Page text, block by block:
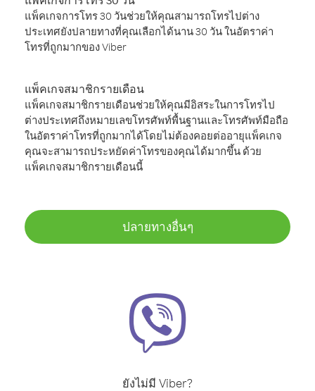
แพ็คเกจการโทร 30 วันช่วยให้คุณสามารถโทรไปต่าง
ประเทศยังปลายทางที่คุณเลือกได้นาน 30 วัน ในอัตราค่า
โทรที่ถูกมากของ Viber
แพ็คเกจสมาชิกรายเดือน
แพ็คเกจสมาชิกรายเดือนช่วยให้คุณมีอิสระในการโทรไป
ต่างประเทศถึงหมายเลขโทรศัพท์พื้นฐานและโทรศัพท์มือถือ
ในอัตราค่าโทรที่ถูกมากได้โดยไม่ต้องคอยต่ออายุแพ็คเกจ
คุณจะสามารถประหยัดค่าโทรของคุณได้มากขึ้น ด้วย
แพ็คเกจสมาชิกรายเดือนนี้
ปลายทางอื่นๆ
ยังไม่มี Viber?